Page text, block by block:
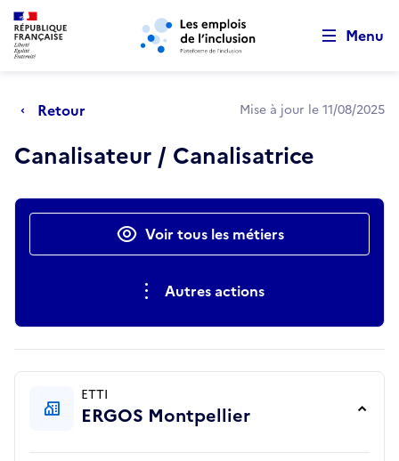
Aller au menu principal Aller au contenu principal
Menu
Retour Mise à jour le 11/08/2025
Canalisateur / Canalisatrice
Actions rapidesVoir tous les métiers
Autres actions
ETTI
ERGOS Montpellier
Retour au début de la page
Panneau de gestion des cookies